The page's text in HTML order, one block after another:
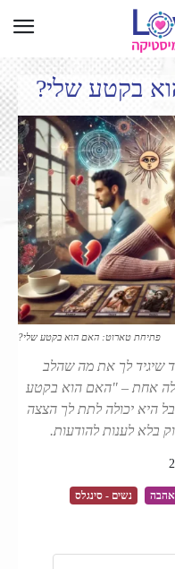
בקטע שלי?
פתיחת טארוט: האם הוא בקטע שלי?
שיגיד לך את מה שהלב
אחת – "האם הוא בקטע
היא יכולה לתת לך הצצה
בלא לענות להודעות.
אהבה נשים - סינגלס